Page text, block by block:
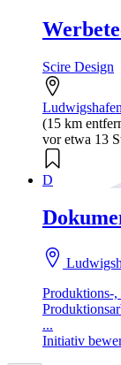
Scire Design
(15 km
vor etwa 13
D
Produktions-,
...
Initiativ